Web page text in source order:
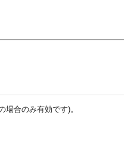
合のみ有効です)。